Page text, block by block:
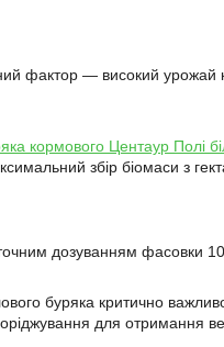
фактор — високий урожай
кормового Центаур Полі
збір біомаси з
дозуванням фасовки
буряка критично
для отримання